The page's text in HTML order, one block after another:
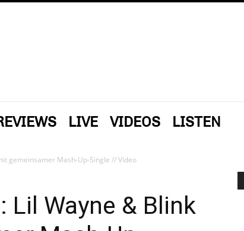
LIVE VIDEOS LISTEN
gemeinsamer Mash-Up-Single // Video
Wayne & Blink